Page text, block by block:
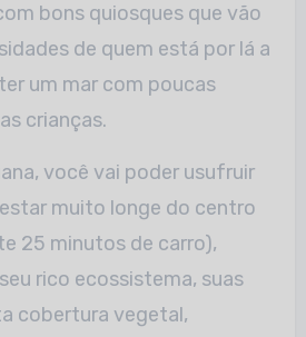
bons quiosques que vão
de quem está por lá a
um mar com poucas
crianças.
você vai poder usufruir
muito longe do centro
25 minutos de carro),
rico ecossistema, suas
cobertura vegetal,